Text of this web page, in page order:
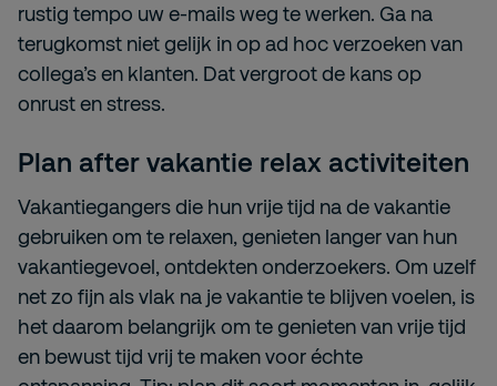
rustig tempo uw e-mails weg te werken. Ga na
terugkomst niet gelijk in op ad hoc verzoeken van
collega’s en klanten. Dat vergroot de kans op
onrust en stress.
Plan after vakantie relax activiteiten
Vakantiegangers die hun vrije tijd na de vakantie
gebruiken om te relaxen, genieten langer van hun
vakantiegevoel, ontdekten onderzoekers. Om uzelf
net zo fijn als vlak na je vakantie te blijven voelen, is
het daarom belangrijk om te genieten van vrije tijd
en bewust tijd vrij te maken voor échte